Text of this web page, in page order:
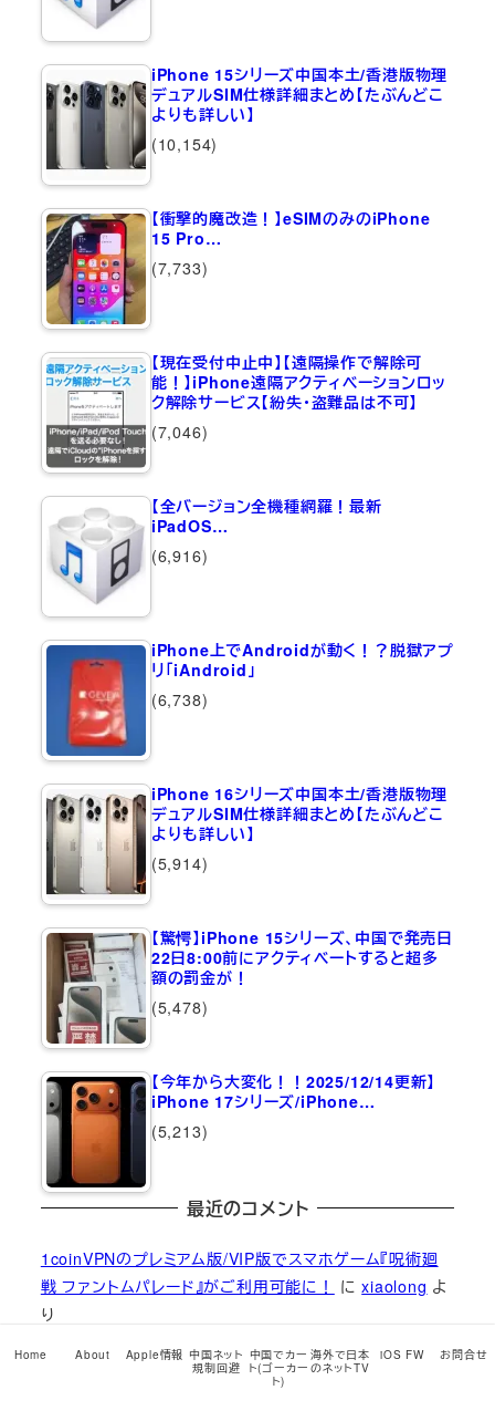
iPhone 15シリーズ中国本土/香港版物理
デュアルSIM仕様詳細まとめ【たぶんどこ
よりも詳しい】
(10,154)
【衝撃的魔改造！】eSIMのみのiPhone
15 Pro…
(7,733)
【現在受付中止中】【遠隔操作で解除可
能！】iPhone遠隔アクティベーションロッ
ク解除サービス【紛失・盗難品は不可】
(7,046)
【全バージョン全機種網羅！最新
iPadOS…
(6,916)
iPhone上でAndroidが動く！？脱獄アプ
リ「iAndroid」
(6,738)
iPhone 16シリーズ中国本土/香港版物理
デュアルSIM仕様詳細まとめ【たぶんどこ
よりも詳しい】
(5,914)
【驚愕】iPhone 15シリーズ、中国で発売日
22日8:00前にアクティベートすると超多
額の罰金が！
(5,478)
【今年から大変化！！2025/12/14更新】
iPhone 17シリーズ/iPhone…
(5,213)
最近のコメント
1coinVPNのプレミアム版/VIP版でスマホゲーム『呪術廻
戦 ファントムパレード』がご利用可能に！
にxiaolong よ
り
1coinVPNのプレミアム版/VIP版でスマホゲーム『呪術廻
戦 ファントムパレード』がご利用可能に！ に Ramune H
Home About Apple情報 中国ネット
規制回避
中国でカー
ト(ゴーカー
ト)
海外で日本
のネットTV
iOS FW お問合せ